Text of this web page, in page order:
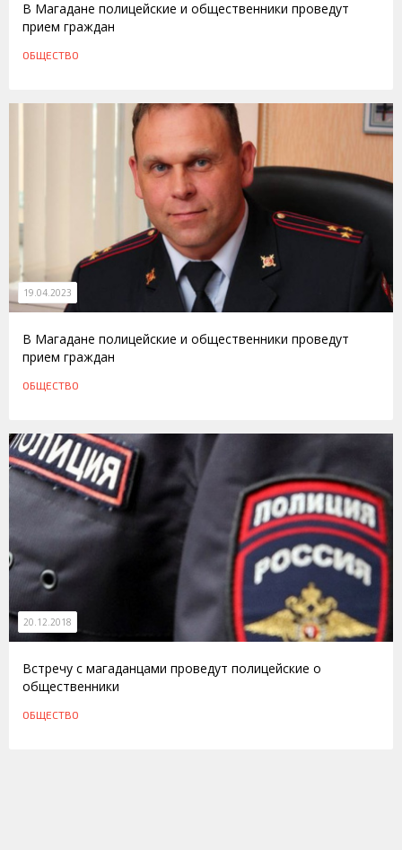
В Магадане полицейские и общественники проведут
прием граждан
ОБЩЕСТВО
19.04.2023
В Магадане полицейские и общественники проведут
прием граждан
ОБЩЕСТВО
20.12.2018
Встречу с магаданцами проведут полицейские о
общественники
ОБЩЕСТВО